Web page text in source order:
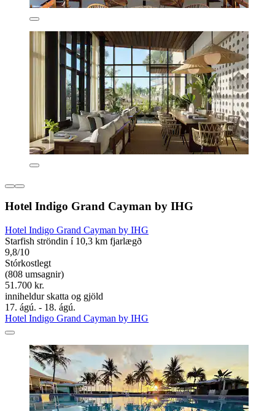
Hotel Indigo Grand Cayman by IHG
Hotel Indigo Grand Cayman by IHG
Starfish ströndin í 10,3 km fjarlægð
9,8/10
Stórkostlegt
(808 umsagnir)
51.700 kr.
inniheldur skatta og gjöld
17. ágú. - 18. ágú.
Hotel Indigo Grand Cayman by IHG